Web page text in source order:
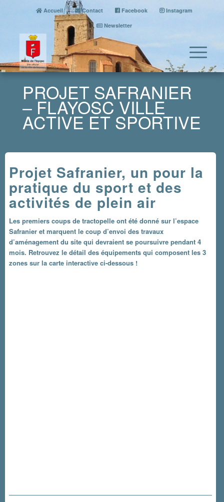
Accueil Contact Facebook
Instagram
Newsletter
PROJET SAFRANIER
– FLAYOSC VILLE
ACTIVE ET SPORTIVE
Projet Safranier, un pour la
pratique du sport et des
activités de plein air
Les premiers coups de tractopelle ont été donné sur l’espace
Safranier et marquent le coup d’envoi des travaux
d’aménagement du site qui devraient se poursuivre pendant 4
mois. Retrouvez le détail des équipements qui composent les 3
zones sur la carte interactive ci-dessous !